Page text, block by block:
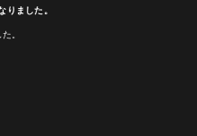
りました。
。